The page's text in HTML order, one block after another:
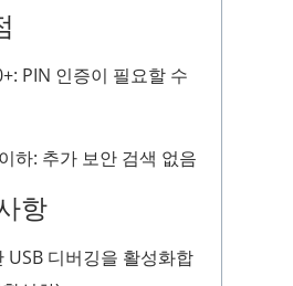
PIN 인증이 필요할 수
하: 추가 보안 검색 없음
항
USB 디버깅을 활성화합